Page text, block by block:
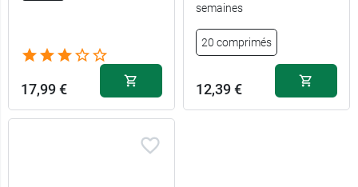
17,99 €
semaines
20 comprimés
12,39 €